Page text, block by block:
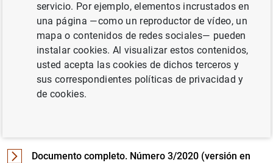
Documento completo
Número 3/2020 (970KB)
Documento completo. Número 3/2020 (versión en
servicio. Por ejemplo, elementos incrustados en
una página —como un reproductor de vídeo, un
mapa o contenidos de redes sociales— pueden
instalar cookies. Al visualizar estos contenidos,
usted acepta las cookies de dichos terceros y
sus correspondientes políticas de privacidad y
de cookies.